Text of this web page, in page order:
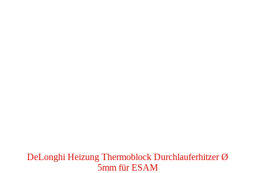
DeLonghi Heizung Thermoblock Durchlauferhitzer Ø
5mm für ESAM